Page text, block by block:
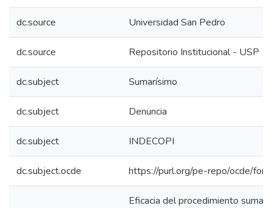
dc.source Universidad San Pedro
dc.source Repositorio Institucional - USP
dc.subject Sumarísimo
dc.subject Denuncia
dc.subject INDECOPI
dc.subject.ocde https://purl.org/pe-repo/ocde/
Eficacia del procedimiento